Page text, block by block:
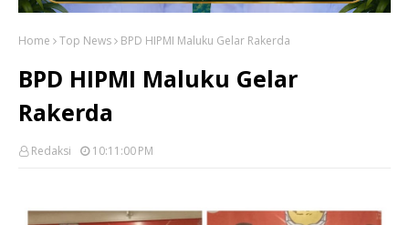
Home Top News BPD HIPMI Maluku Gelar Rakerda
BPD HIPMI Maluku Gelar
Rakerda
Redaksi 10:11:00 PM